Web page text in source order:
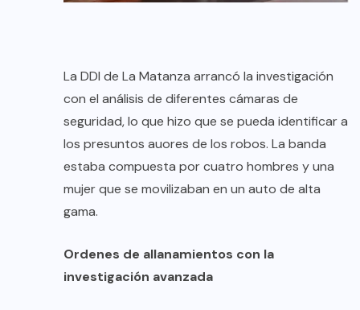
La DDI de La Matanza arrancó la investigación
con el análisis de diferentes cámaras de
seguridad, lo que hizo que se pueda identificar a
los presuntos auores de los robos. La banda
estaba compuesta por cuatro hombres y una
mujer que se movilizaban en un auto de alta
gama.
Ordenes de allanamientos con la
investigación avanzada